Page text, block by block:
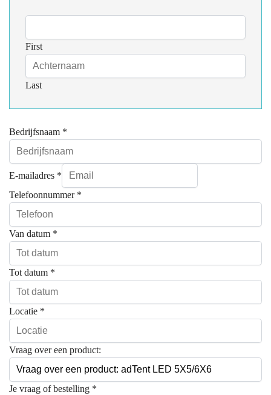
First
Last
Bedrijfsnaam *
E-mailadres *
Telefoonnummer *
Van datum *
Tot datum *
Locatie *
Vraag over een product:
Je vraag of bestelling *